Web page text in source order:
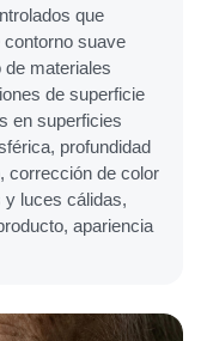
que
contorno suave
de materiales
de superficie
en superficies
profundidad
corrección de color
y luces cálidas,
apariencia